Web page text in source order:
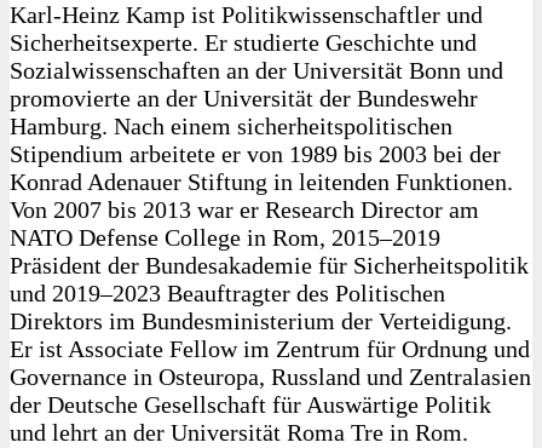
Karl-Heinz Kamp ist Politikwissenschaftler und
Sicherheitsexperte. Er studierte Geschichte und
Sozialwissenschaften an der Universität Bonn und
promovierte an der Universität der Bundeswehr
Hamburg. Nach einem sicherheitspolitischen
Stipendium arbeitete er von 1989 bis 2003 bei der
Konrad Adenauer Stiftung in leitenden Funktionen.
Von 2007 bis 2013 war er Research Director am
NATO Defense College in Rom, 2015–2019
Präsident der Bundesakademie für Sicherheitspolitik
und 2019–2023 Beauftragter des Politischen
Direktors im Bundesministerium der Verteidigung.
Er ist Associate Fellow im Zentrum für Ordnung und
Governance in Osteuropa, Russland und Zentralasien
der Deutsche Gesellschaft für Auswärtige Politik
und lehrt an der Universität Roma Tre in Rom.